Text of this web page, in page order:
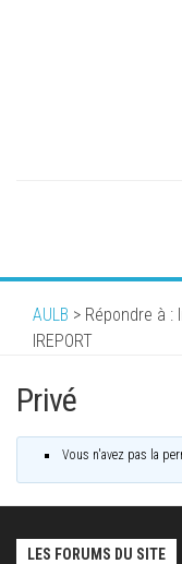
AULB > Répondre à :
IREPORT
Privé
Vous n'avez pas la
LES FORUMS DU SITE